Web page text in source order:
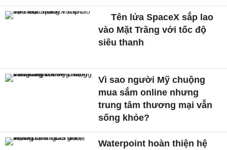
Tên lửa SpaceX sắp lao
vào Mặt Trăng với tốc độ
siêu thanh
Vì sao người Mỹ chuộng
mua sắm online nhưng
trung tâm thương mại vẫn
sống khỏe?
Waterpoint hoàn thiện hệ